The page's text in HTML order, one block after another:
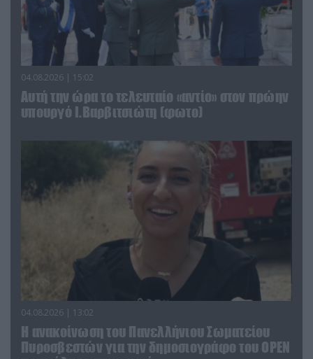
04.08.2026 | 15:02
Αυτή την ώρα το τελευταίο «αντίο» στον πρώην
υπουργό Ι.Βαρβιτσιώτη (φωτο)
04.08.2026 | 13:02
Η ανακοίνωση του Πανελλήνιου Σωματείου
Πυροσβεστών για την δημοσιογράφο του OPEN